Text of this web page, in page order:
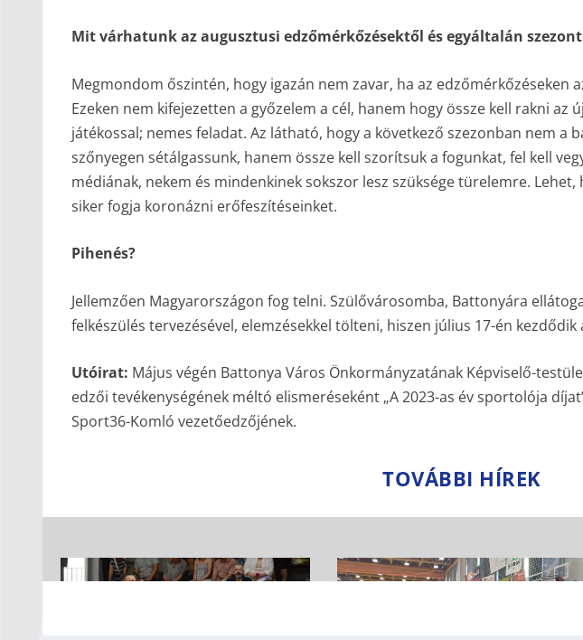
Mit várhatunk az augusztusi edzőmérkőzésektől és egyáltalán
Megmondom őszintén, hogy igazán nem zavar, ha az edzőmérkőzéseken
Ezeken nem kifejezetten a győzelem a cél, hanem hogy össze kell rakni az
játékossal; nemes feladat. Az látható, hogy a következő szezonban nem a
szőnyegen sétálgassunk, hanem össze kell szorítsuk a fogunkat, fel kell
médiának, nekem és mindenkinek sokszor lesz szüksége türelemre.
siker fogja koronázni erőfeszítéseinket.
Pihenés?
Jellemzően Magyarországon fog telni. Szülővárosomba, Battonyára
felkészülés tervezésével, elemzésekkel tölteni, hiszen július 17-én kezdődik
Utóirat: Május végén Battonya Város Önkormányzatának Képviselő-
edzői tevékenységének méltó elismeréseként „A 2023-as év sportolója
Sport36-Komló vezetőedzőjének.
TOVÁBBI HÍREK